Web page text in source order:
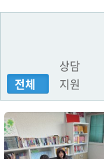
전체
상담
지원